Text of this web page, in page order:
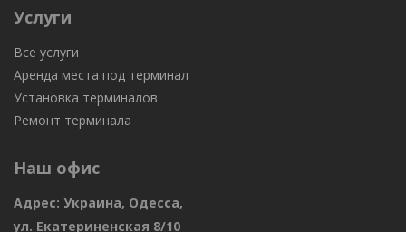
Услуги
Все услуги
Аренда места под терминал
Установка терминалов
Ремонт терминала
Наш офис
Адрес: Украина, Одесса,
ул. Екатериненская 8/10